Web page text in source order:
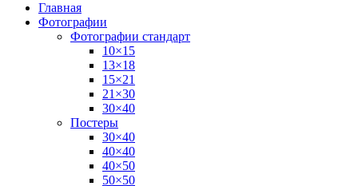
Главная
Фотографии
Фотографии стандарт
10×15
13×18
15×21
21×30
30×40
Постеры
30×40
40×40
40×50
50×50